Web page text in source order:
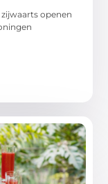
openen